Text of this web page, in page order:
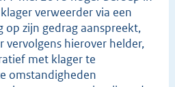
verweerder via een
op zijn gedrag aanspreekt,
vervolgens hierover helder,
met klager te
omstandigheden